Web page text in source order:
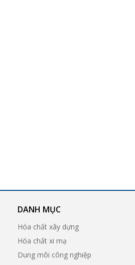
DANH MỤC
Hóa chất xây dựng
Hóa chất xi mạ
Dung môi công nghiệp